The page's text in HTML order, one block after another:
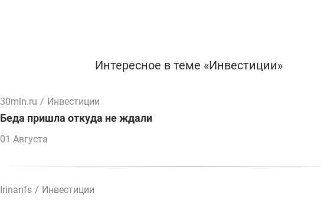
Интересное в теме «Инвестиции»
30mln.ru / Инвестиции
Беда пришла откуда не ждали
01 Августа
Irinanfs / Инвестиции